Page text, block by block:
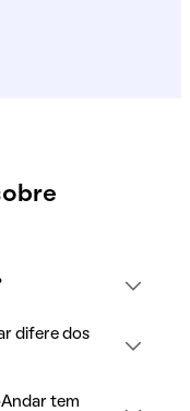
difere dos
tem